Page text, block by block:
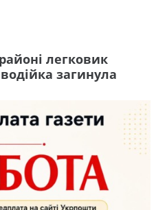
легковик
загинула